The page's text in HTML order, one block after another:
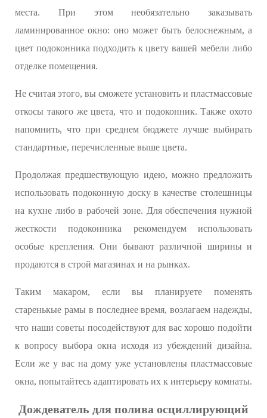
места. При этом необязательно заказывать
ламинированное окно: оно может быть белоснежным, а
цвет подоконника подходить к цвету вашей мебели либо
отделке помещения.
Не считая этого, вы сможете установить и пластмассовые
откосы такого же цвета, что и подоконник. Также охото
напомнить, что при среднем бюджете лучше выбирать
стандартные, перечисленные выше цвета.
Продолжая предшествующую идею, можно предложить
использовать подоконную доску в качестве столешницы
на кухне либо в рабочей зоне. Для обеспечения нужной
жесткости подоконника рекомендуем использовать
особые крепления. Они бывают различной ширины и
продаются в строй магазинах и на рынках.
Таким макаром, если вы планируете поменять
старенькые рамы в последнее время, возлагаем надежды,
что наши советы посодействуют для вас хорошо подойти
к вопросу выбора окна исходя из убеждений дизайна.
Если же у вас на дому уже установлены пластмассовые
окна, попытайтесь адаптировать их к интерьеру комнаты.
Дождеватель для полива осциллирующий